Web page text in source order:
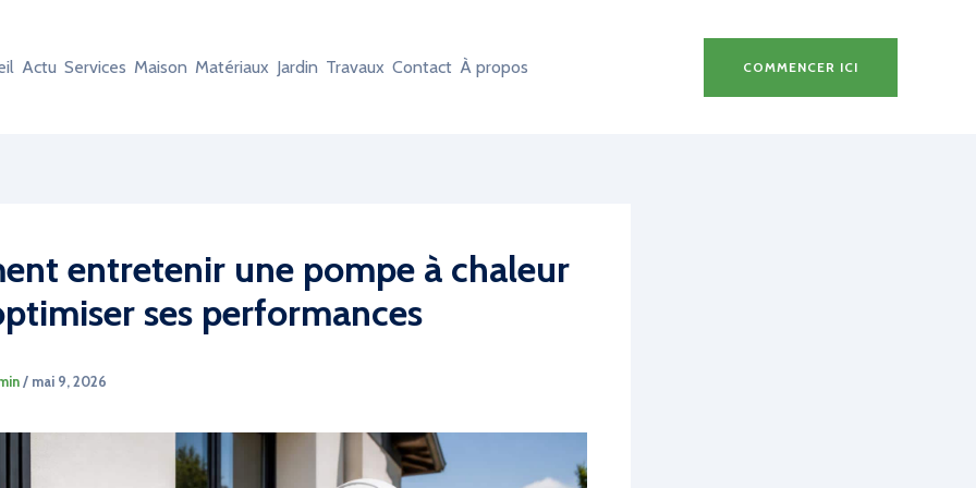
Actu Services Maison Matériaux Jardin Travaux Contact À propos COMMENCER ICI
entretenir une pompe à chaleur
ses performances
/ mai 9, 2026